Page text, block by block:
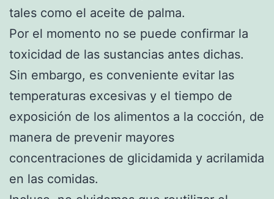
tales como el aceite de palma.
Por el momento no se puede confirmar la
toxicidad de las sustancias antes dichas.
Sin embargo, es conveniente evitar las
temperaturas excesivas y el tiempo de
exposición de los alimentos a la cocción, de
manera de prevenir mayores
concentraciones de glicidamida y acrilamida
en las comidas.